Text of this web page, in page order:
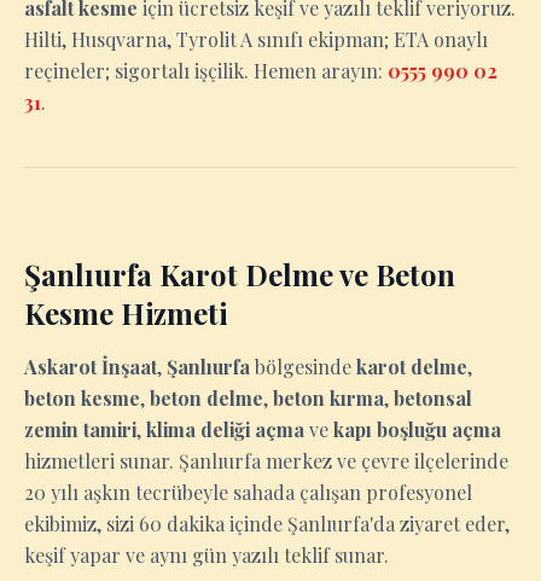
asfalt kesme için ücretsiz keşif ve yazılı teklif veriyoruz.
Hilti, Husqvarna, Tyrolit A sınıfı ekipman; ETA onaylı
reçineler; sigortalı işçilik. Hemen arayın: 0555 990 02
31.
Şanlıurfa Karot Delme ve Beton
Kesme Hizmeti
Askarot İnşaat, Şanlıurfa bölgesindekarot delme,
beton kesme,beton delme,beton kırma,betonsal
zemin tamiri,klima deliği açma vekapı boşluğu açma
hizmetleri sunar. Şanlıurfa merkez ve çevre ilçelerinde
20 yılı aşkın tecrübeyle sahada çalışan profesyonel
ekibimiz, sizi 60 dakika içinde Şanlıurfa'da ziyaret eder,
keşif yapar ve aynı gün yazılı teklif sunar.